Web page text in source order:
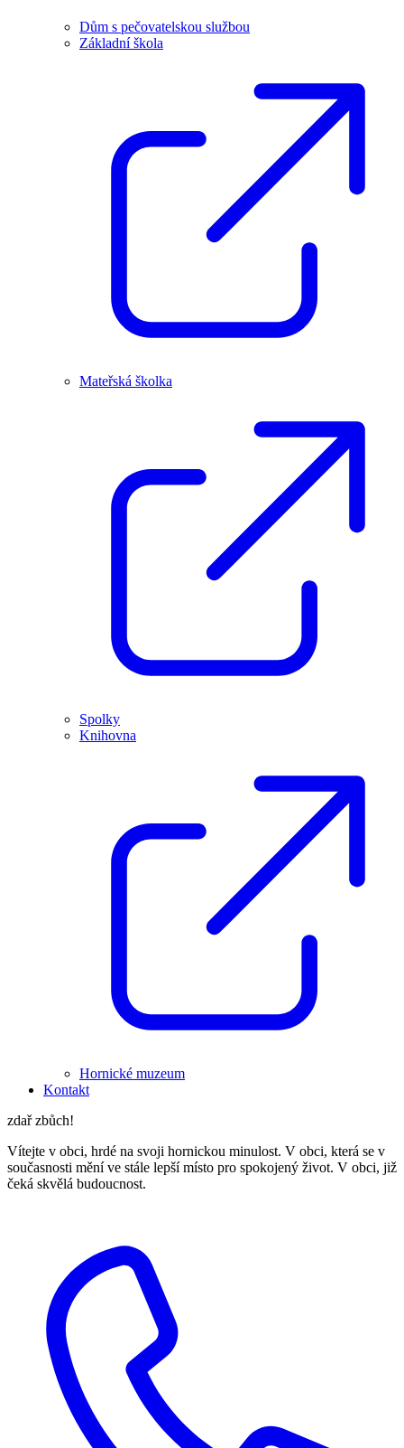
Dům s pečovatelskou službou
Základní škola
Mateřská školka
Spolky
Knihovna
Hornické muzeum
Kontakt
zdař zbůch!
Vítejte v obci, hrdé na svoji hornickou minulost. V obci, která se v
současnosti mění ve stále lepší místo pro spokojený život. V obci, již
čeká skvělá budoucnost.